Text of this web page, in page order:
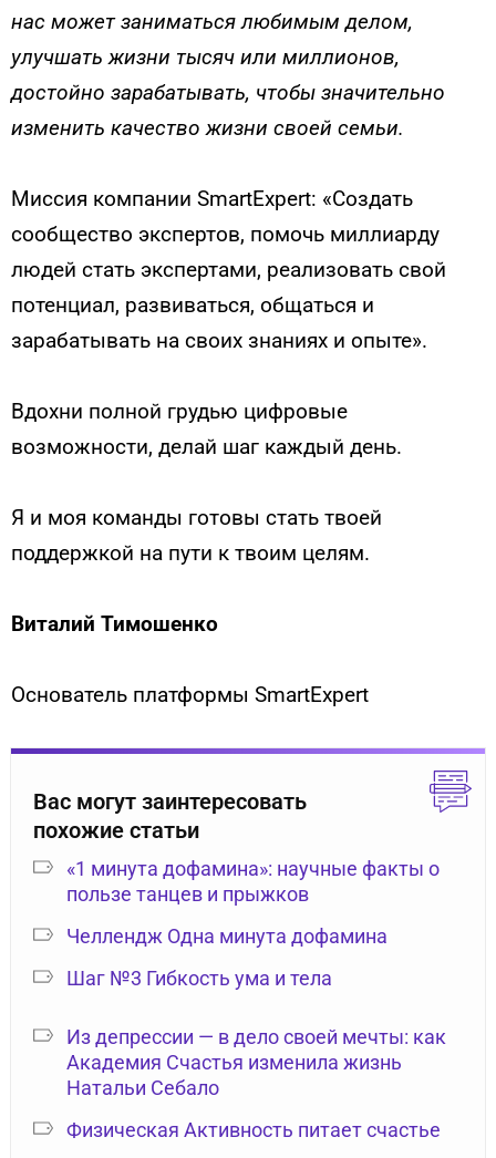
нас может заниматься любимым делом,
улучшать жизни тысяч или миллионов,
достойно зарабатывать, чтобы значительно
изменить качество жизни своей семьи.
Миссия компании SmartExpert: «Создать
сообщество экспертов, помочь миллиарду
людей стать экспертами, реализовать свой
потенциал, развиваться, общаться и
зарабатывать на своих знаниях и опыте».
Вдохни полной грудью цифровые
возможности, делай шаг каждый день.
Я и моя команды готовы стать твоей
поддержкой на пути к твоим целям.
Виталий Тимошенко
Основатель платформы SmartExpert
Вас могут заинтересовать
похожие статьи
«1 минута дофамина»: научные факты о
пользе танцев и прыжков
Челлендж Одна минута дофамина
Шаг №3 Гибкость ума и тела
Из депрессии — в дело своей мечты: как
Академия Счастья изменила жизнь
Натальи Себало
Физическая Активность питает счастье